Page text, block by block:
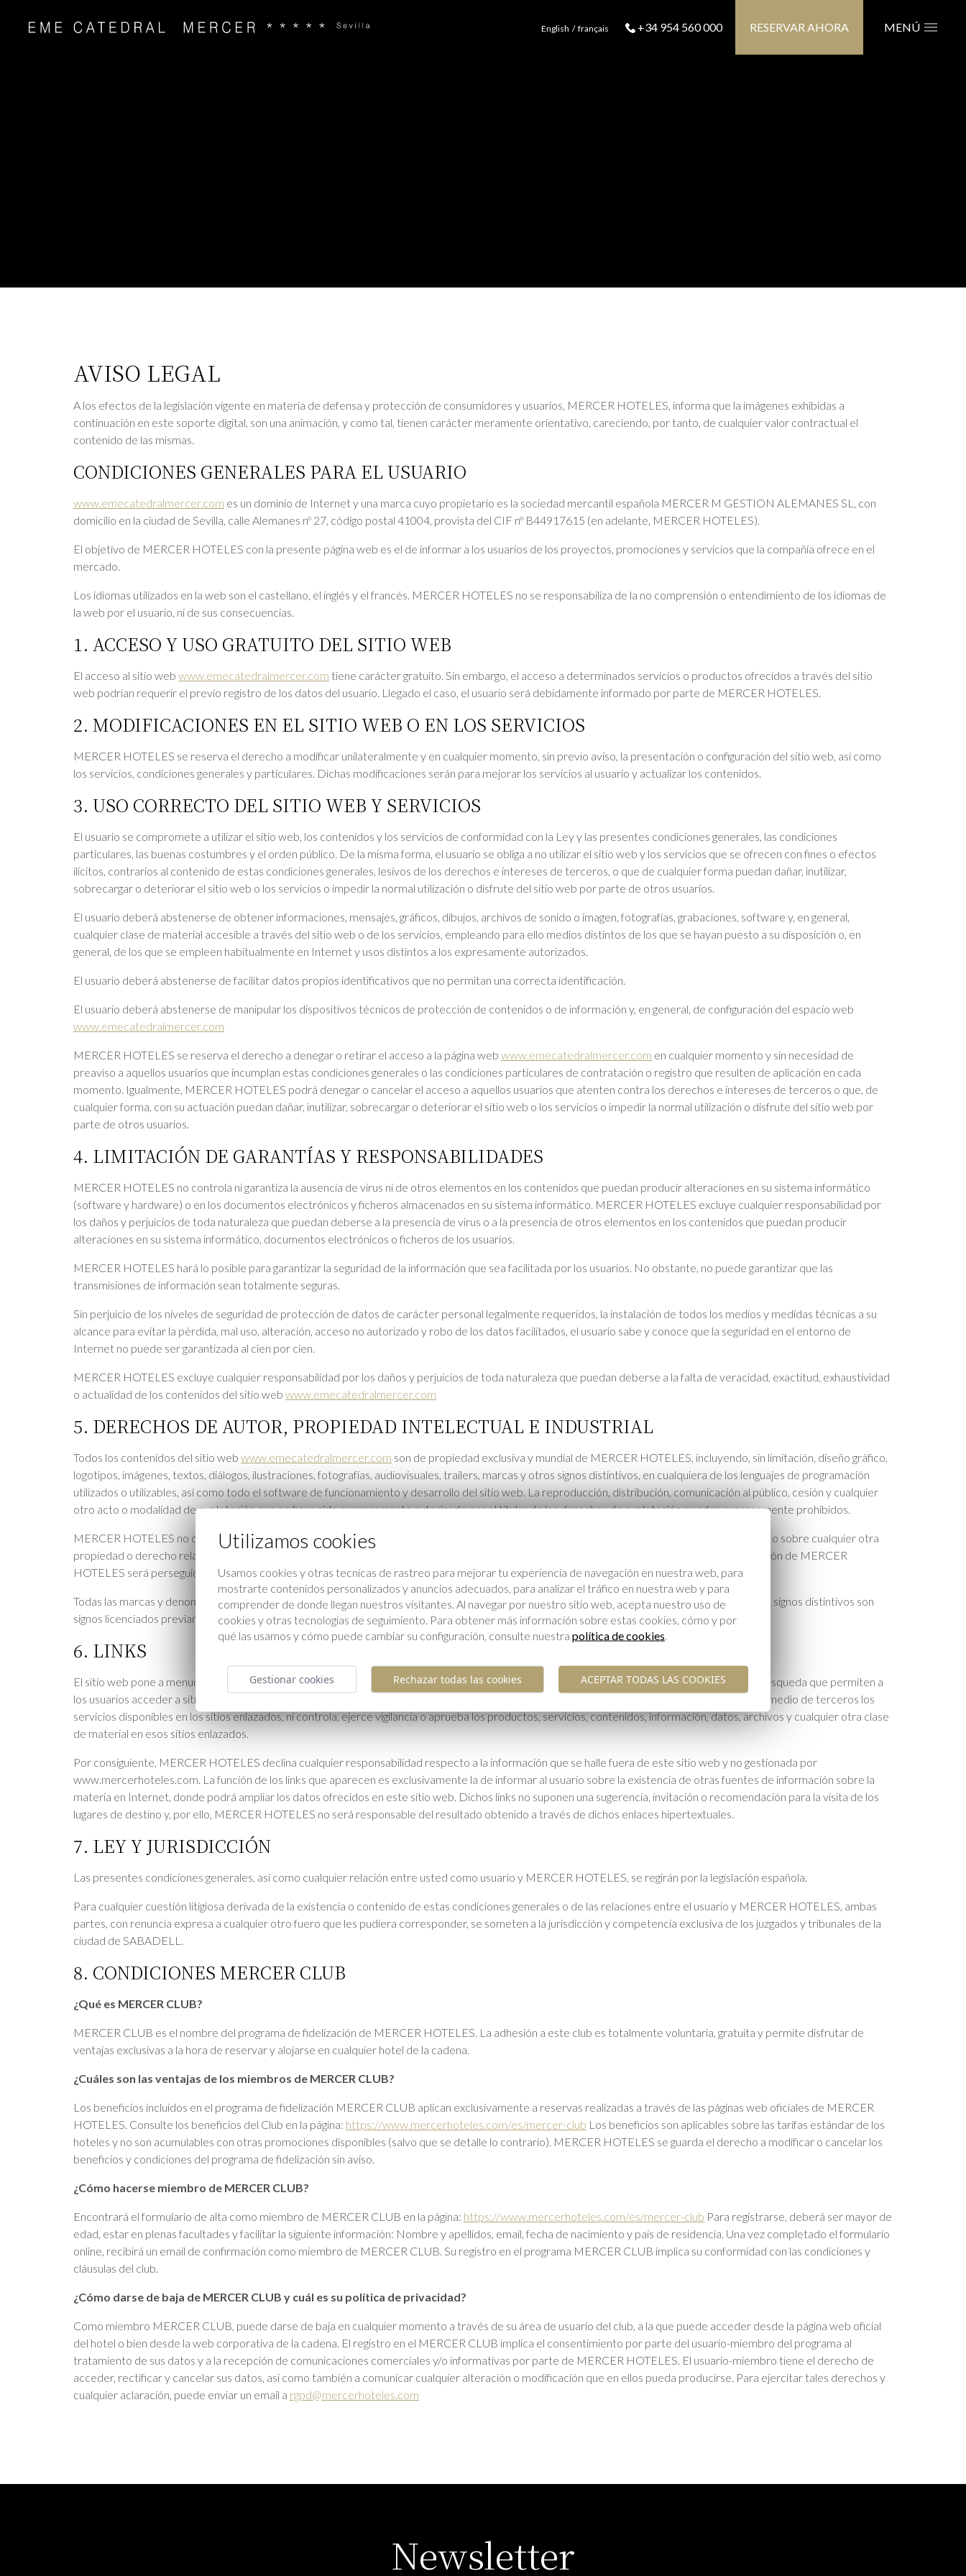
English français +34 954 560 000 RESERVAR AHORA MENÚ
AVISO LEGAL
A los efectos de la legislación vigente en materia de defensa y protección de consumidores y usuarios, MERCER HOTELES, informa que la imágenes exhibidas a
continuación en este soporte digital, son una animación, y como tal, tienen carácter meramente orientativo, careciendo, por tanto, de cualquier valor contractual el
contenido de las mismas.
CONDICIONES GENERALES PARA EL USUARIO
www.emecatedralmercer.com es un dominio de Internet y una marca cuyo propietario es la sociedad mercantil española MERCER M GESTION ALEMANES SL, con
domicilio en la ciudad de Sevilla, calle Alemanes nº 27, código postal 41004, provista del CIF nº B44917615 (en adelante, MERCER HOTELES).
El objetivo de MERCER HOTELES con la presente página web es el de informar a los usuarios de los proyectos, promociones y servicios que la compañía ofrece en el
mercado.
Los idiomas utilizados en la web son el castellano, el inglés y el francés. MERCER HOTELES no se responsabiliza de la no comprensión o entendimiento de los idiomas de
la web por el usuario, ni de sus consecuencias.
1. ACCESO Y USO GRATUITO DEL SITIO WEB
El acceso al sitio web www.emecatedralmercer.com tiene carácter gratuito. Sin embargo, el acceso a determinados servicios o productos ofrecidos a través del sitio
web podrían requerir el previo registro de los datos del usuario. Llegado el caso, el usuario será debidamente informado por parte de MERCER HOTELES.
2. MODIFICACIONES EN EL SITIO WEB O EN LOS SERVICIOS
MERCER HOTELES se reserva el derecho a modificar unilateralmente y en cualquier momento, sin previo aviso, la presentación o configuración del sitio web, así como
los servicios, condiciones generales y particulares. Dichas modificaciones serán para mejorar los servicios al usuario y actualizar los contenidos.
3. USO CORRECTO DEL SITIO WEB Y SERVICIOS
El usuario se compromete a utilizar el sitio web, los contenidos y los servicios de conformidad con la Ley y las presentes condiciones generales, las condiciones
particulares, las buenas costumbres y el orden público. De la misma forma, el usuario se obliga a no utilizar el sitio web y los servicios que se ofrecen con fines o efectos
ilícitos, contrarios al contenido de estas condiciones generales, lesivos de los derechos e intereses de terceros, o que de cualquier forma puedan dañar, inutilizar,
sobrecargar o deteriorar el sitio web o los servicios o impedir la normal utilización o disfrute del sitio web por parte de otros usuarios.
El usuario deberá abstenerse de obtener informaciones, mensajes, gráficos, dibujos, archivos de sonido o imagen, fotografías, grabaciones, software y, en general,
cualquier clase de material accesible a través del sitio web o de los servicios, empleando para ello medios distintos de los que se hayan puesto a su disposición o, en
general, de los que se empleen habitualmente en Internet y usos distintos a los expresamente autorizados.
El usuario deberá abstenerse de facilitar datos propios identificativos que no permitan una correcta identificación.
El usuario deberá abstenerse de manipular los dispositivos técnicos de protección de contenidos o de información y, en general, de configuración del espacio web
www.emecatedralmercer.com
MERCER HOTELES se reserva el derecho a denegar o retirar el acceso a la página web www.emecatedralmercer.com en cualquier momento y sin necesidad de
preaviso a aquellos usuarios que incumplan estas condiciones generales o las condiciones particulares de contratación o registro que resulten de aplicación en cada
momento. Igualmente, MERCER HOTELES podrá denegar o cancelar el acceso a aquellos usuarios que atenten contra los derechos e intereses de terceros o que, de
cualquier forma, con su actuación puedan dañar, inutilizar, sobrecargar o deteriorar el sitio web o los servicios o impedir la normal utilización o disfrute del sitio web por
parte de otros usuarios.
4. LIMITACIÓN DE GARANTÍAS Y RESPONSABILIDADES
MERCER HOTELES no controla ni garantiza la ausencia de virus ni de otros elementos en los contenidos que puedan producir alteraciones en su sistema informático
(software y hardware) o en los documentos electrónicos y ficheros almacenados en su sistema informático. MERCER HOTELES excluye cualquier responsabilidad por
los daños y perjuicios de toda naturaleza que puedan deberse a la presencia de virus o a la presencia de otros elementos en los contenidos que puedan producir
alteraciones en su sistema informático, documentos electrónicos o ficheros de los usuarios.
MERCER HOTELES hará lo posible para garantizar la seguridad de la información que sea facilitada por los usuarios. No obstante, no puede garantizar que las
transmisiones de información sean totalmente seguras.
Sin perjuicio de los niveles de seguridad de protección de datos de carácter personal legalmente requeridos, la instalación de todos los medios y medidas técnicas a su
alcance para evitar la pérdida, mal uso, alteración, acceso no autorizado y robo de los datos facilitados, el usuario sabe y conoce que la seguridad en el entorno de
Internet no puede ser garantizada al cien por cien.
MERCER HOTELES excluye cualquier responsabilidad por los daños y perjuicios de toda naturaleza que puedan deberse a la falta de veracidad, exactitud, exhaustividad
o actualidad de los contenidos del sitio web www.emecatedralmercer.com
5. DERECHOS DE AUTOR, PROPIEDAD INTELECTUAL E INDUSTRIAL
Todos los contenidos del sitio web www.emecatedralmercer.com son de propiedad exclusiva y mundial de MERCER HOTELES, incluyendo, sin limitación, diseño gráfico,
logotipos, imágenes, textos, diálogos, ilustraciones, fotografías, audiovisuales, trailers, marcas y otros signos distintivos, en cualquiera de los lenguajes de programación
utilizados o utilizables, así como todo el software de funcionamiento y desarrollo del sitio web. La reproducción, distribución, comunicación al público, cesión y cualquier
otro acto o modalidad de explotación que no haya sido expresamente autorizado por el titular de los derechos de explotación quedan expresamente prohibidos.
MERCER HOTELES no concede ninguna licencia o autorización de uso de ninguna clase sobre sus derechos de propiedad intelectual e industrial o sobre cualquier otra
propiedad o derecho relacionado con la página web y los servicios ofrecidos. Cualquier uso fraudulento o que no disponga de la debida autorización de MERCER
HOTELES será perseguido y penalizado.
Todas las marcas y denominaciones de servicios que aparecen en el sitio webwww.emecatedralmercer.comson marcas registradas. El resto de signos distintivos son
signos licenciados previamente por sus titulares legítimos a MERCER HOTELES.
6. LINKS
El sitio web pone a menudo a disposición del usuario dispositivos técnicos de enlace ( links , banners o botones), directorios y herramientas de búsqueda que permiten a
los usuarios acceder a sitios web pertenecientes o gestionados por terceros. MERCER HOTELES no ofrece ni comercializa por sí mismo ni por medio de terceros los
servicios disponibles en los sitios enlazados, ni controla, ejerce vigilancia o aprueba los productos, servicios, contenidos, información, datos, archivos y cualquier otra clase
de material en esos sitios enlazados.
Por consiguiente, MERCER HOTELES declina cualquier responsabilidad respecto a la información que se halle fuera de este sitio web y no gestionada por
www.mercerhoteles.com. La función de los links que aparecen es exclusivamente la de informar al usuario sobre la existencia de otras fuentes de información sobre la
materia en Internet, donde podrá ampliar los datos ofrecidos en este sitio web. Dichos links no suponen una sugerencia, invitación o recomendación para la visita de los
lugares de destino y, por ello, MERCER HOTELES no será responsable del resultado obtenido a través de dichos enlaces hipertextuales.
7. LEY Y JURISDICCIÓN
Las presentes condiciones generales, así como cualquier relación entre usted como usuario y MERCER HOTELES, se regirán por la legislación española.
Para cualquier cuestión litigiosa derivada de la existencia o contenido de estas condiciones generales o de las relaciones entre el usuario y MERCER HOTELES, ambas
partes, con renuncia expresa a cualquier otro fuero que les pudiera corresponder, se someten a la jurisdicción y competencia exclusiva de los juzgados y tribunales de la
ciudad de SABADELL.
8. CONDICIONES MERCER CLUB
¿Qué es MERCER CLUB?
MERCER CLUB es el nombre del programa de fidelización de MERCER HOTELES. La adhesión a este club es totalmente voluntaria, gratuita y permite disfrutar de
ventajas exclusivas a la hora de reservar y alojarse en cualquier hotel de la cadena.
¿Cuáles son las ventajas de los miembros de MERCER CLUB?
Los beneficios incluidos en el programa de fidelización MERCER CLUB aplican exclusivamente a reservas realizadas a través de las páginas web oficiales de MERCER
HOTELES. Consulte los beneficios del Club en la página: https://www.mercerhoteles.com/es/mercer-club Los beneficios son aplicables sobre las tarifas estándar de los
hoteles y no son acumulables con otras promociones disponibles (salvo que se detalle lo contrario). MERCER HOTELES se guarda el derecho a modificar o cancelar los
beneficios y condiciones del programa de fidelización sin aviso.
¿Cómo hacerse miembro de MERCER CLUB?
Encontrará el formulario de alta como miembro de MERCER CLUB en la página: https://www.mercerhoteles.com/es/mercer-club Para registrarse, deberá ser mayor de
edad, estar en plenas facultades y facilitar la siguiente información: Nombre y apellidos, email, fecha de nacimiento y país de residencia. Una vez completado el formulario
online, recibirá un email de confirmación como miembro de MERCER CLUB. Su registro en el programa MERCER CLUB implica su conformidad con las condiciones y
cláusulas del club.
¿Cómo darse de baja de MERCER CLUB y cuál es su política de privacidad?
Como miembro MERCER CLUB, puede darse de baja en cualquier momento a través de su área de usuario del club, a la que puede acceder desde la página web oficial
del hotel o bien desde la web corporativa de la cadena. El registro en el MERCER CLUB implica el consentimiento por parte del usuario-miembro del programa al
tratamiento de sus datos y a la recepción de comunicaciones comerciales y/o informativas por parte de MERCER HOTELES. El usuario-miembro tiene el derecho de
acceder, rectificar y cancelar sus datos, así como también a comunicar cualquier alteración o modificación que en ellos pueda producirse. Para ejercitar tales derechos y
cualquier aclaración, puede enviar un email a rgpd@mercerhoteles.com
Newsletter
Utilizamos cookies
Usamos cookies y otras tecnicas de rastreo para mejorar tu experiencia de navegación en nuestra web, para
mostrarte contenidos personalizados y anuncios adecuados, para analizar el tráfico en nuestra web y para
comprender de donde llegan nuestros visitantes. Al navegar por nuestro sitio web, acepta nuestro uso de
cookies y otras tecnologías de seguimiento. Para obtener más información sobre estas cookies, cómo y por
qué las usamos y cómo puede cambiar su configuración, consulte nuestra política de cookies
Gestionar cookies Rechazar todas las cookies ACEPTAR TODAS LAS COOKIES